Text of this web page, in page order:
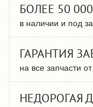
БОЛЕЕ 50
в наличии и под
ГАРАНТИЯ
на все запчасти
НЕДОРОГАЯ